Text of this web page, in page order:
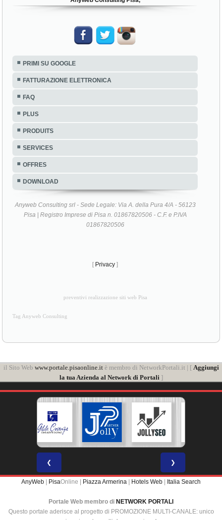
PRIMI SU GOOGLE
FATTURAZIONE ELETTRONICA
FAQ
PLUS
PRODUITS
SERVICES
OFFRES
DOWNLOAD
Anyweb Consulting srl - Sede Legale: Via A. della Pura 4/A - 56123
Pisa | Registro Imprese di Pisa n. 01867820506 - C.F. e P.IVA
01867820506
[ Privacy ]
preventivi realizzazione siti web Pisa
Tag Anyweb Consulting
il Sito Web www.portale.pisaonline.itè membro di NetworkPortali.it | [ Aggiungi
la tua Azienda al Network di Portali ]
❮ ❯
AnyWeb | PisaOnline | Piazza Armerina | Hotels Web | Italia Search
Portale Web membro di NETWORK PORTALI
Questo portale aderisce al progetto di PROMOZIONE MULTI-CANALE: unico